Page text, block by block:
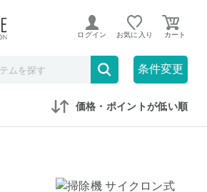
おります。
ログイン お気に入り
条件変更
セール対象のみ
価格・ポイントが低い順